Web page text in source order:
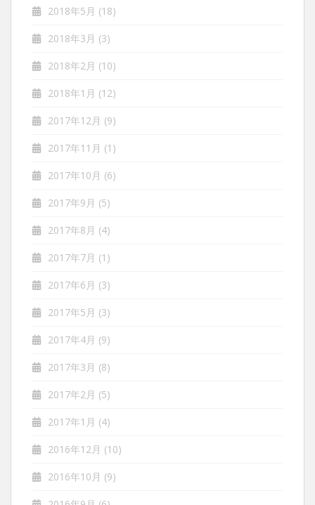
2018年5月 (18)
2018年3月 (3)
2018年2月 (10)
2018年1月 (12)
2017年12月 (9)
2017年11月 (1)
2017年10月 (6)
2017年9月 (5)
2017年8月 (4)
2017年7月 (1)
2017年6月 (3)
2017年5月 (3)
2017年4月 (9)
2017年3月 (8)
2017年2月 (5)
2017年1月 (4)
2016年12月 (10)
2016年10月 (9)